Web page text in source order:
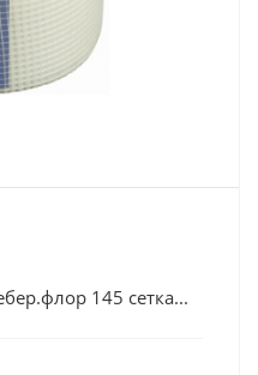
145 сетка...